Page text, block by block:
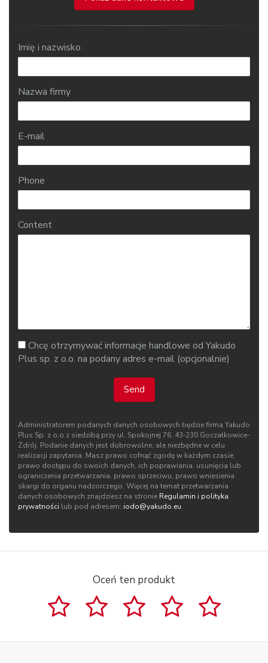
Imię i nazwisko
Nazwa firmy
E-mail
Phone
Content
Chcę otrzymywać informacje handlowe od Yakudo
Plus sp. z o.o. na podany adres e-mail (opcjonalnie)
Send
Administratorem podanych danych osobowych będzie firma Yakudo
Plus Sp. z o.o z siedzibą przy ul. Spokojnej 76, 43‑230 Goczałkowice-
Zdrój. Podanie danych jest dobrowolne, ale niezbędne w celu
realizacji zapytania. Masz prawo cofnąć zgodę w każdym czasie,
prawo dostępu do swoich danych, ich poprawiania, usunięcia lub
ograniczenia przetwarzania, prawo sprzeciwu, prawo wniesienia
skargi do organu nadzorczego. Więcej na temat przetwarzania
danych osobowych znajdziesz na stronie Regulamin i polityka
prywatności lub pod adresem: iodo@yakudo.eu.
Oceń ten produkt